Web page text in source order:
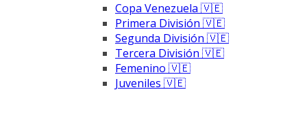
Copa Venezuela 🇻🇪
Primera División 🇻🇪
Segunda División 🇻🇪
Tercera División 🇻🇪
Femenino 🇻🇪
Juveniles 🇻🇪